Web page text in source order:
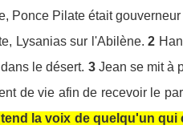
Ponce Pilate était
Lysanias sur l'Abilène. 2
le désert. 3 Jean se mit à
de vie afin de recevoir le
la voix de quelqu'un